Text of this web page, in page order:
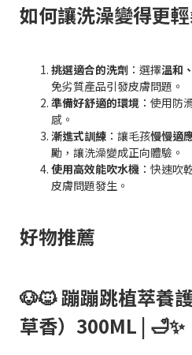
如何讓洗澡變得更
挑選適合的洗劑 ：選擇溫和
免劣質產品引發皮膚問題。
準備好舒適的環境 ：使用防
感。
漸進式訓練 ：讓毛孩慢慢適
勵，讓洗澡變成正向體驗。
使用高效能吹水機 ：快速吹
皮膚問題發生。
好物推薦
🐶🐱 蹦蹦跳植萃養
草香）300ML | 🛁✨